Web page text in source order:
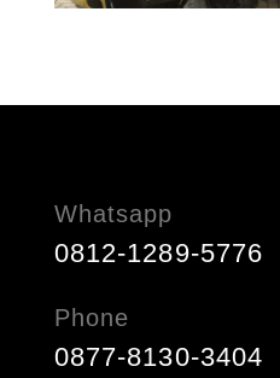
Whatsapp
0812-1289-5776
Phone
0877-8130-3404